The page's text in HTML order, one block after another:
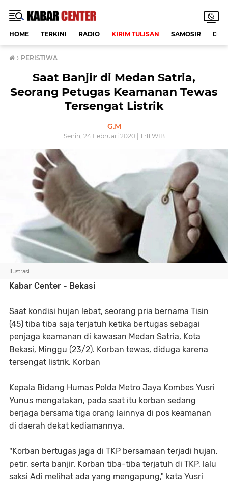
HOME TERKINI RADIO KIRIM TULISAN SAMOSIR
› PERISTIWA
Saat Banjir di Medan Satria,
Seorang Petugas Keamanan Tewas
Tersengat Listrik
G.M
Senin, 24 Februari 2020 | 11:11 WIB
Ilustrasi
Kabar Center - Bekasi
Saat kondisi hujan lebat, seorang pria bernama Tisin
(45) tiba tiba saja terjatuh ketika bertugas sebagai
penjaga keamanan di kawasan Medan Satria, Kota
Bekasi, Minggu (23/2). Korban tewas, diduga karena
tersengat listrik. Korban
Kepala Bidang Humas Polda Metro Jaya Kombes Yusri
Yunus mengatakan, pada saat itu korban sedang
berjaga bersama tiga orang lainnya di pos keamanan
di daerah dekat kediamannya.
"Korban bertugas jaga di TKP bersamaan terjadi hujan,
petir, serta banjir. Korban tiba-tiba terjatuh di TKP, lalu
saksi Adi melihat ada yang mengapung," kata Yusri